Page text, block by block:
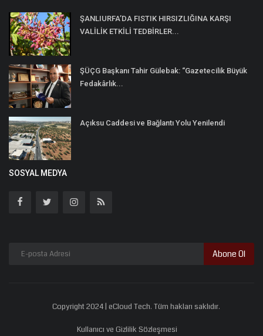
ŞANLIURFA’DA FISTIK HIRSIZLIĞINA KARŞI
VALİLİK ETKİLİ TEDBİRLER...
ŞÜÇG Başkanı Tahir Gülebak: “Gazetecilik Büyük
Fedakârlık...
Açıksu Caddesi ve Bağlantı Yolu Yenilendi
SOSYAL MEDYA
Abone Ol
Copyright 2024 | eCloud Tech. Tüm hakları saklıdır.
Kullanıcı ve Gizlilik Sözleşmesi